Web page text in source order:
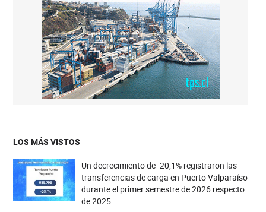
LOS MÁS VISTOS
Un decrecimiento de -20,1% registraron las
transferencias de carga en Puerto Valparaíso
durante el primer semestre de 2026 respecto
de 2025.